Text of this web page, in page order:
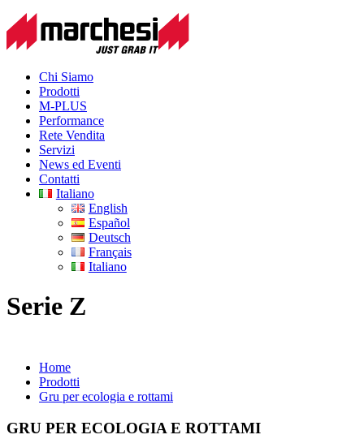
Chi Siamo
Prodotti
M-PLUS
Performance
Rete Vendita
Servizi
News ed Eventi
Contatti
Italiano
English
Español
Deutsch
Français
Italiano
Serie Z
Home
Prodotti
Gru per ecologia e rottami
GRU PER ECOLOGIA E ROTTAMI